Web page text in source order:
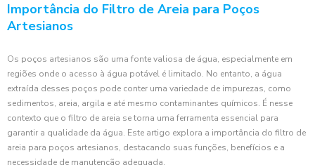
Importância do Filtro de Areia para Poços
Artesianos
Os poços artesianos são uma fonte valiosa de água, especialmente em
regiões onde o acesso à água potável é limitado. No entanto, a água
extraída desses poços pode conter uma variedade de impurezas, como
sedimentos, areia, argila e até mesmo contaminantes químicos. É nesse
contexto que o filtro de areia se torna uma ferramenta essencial para
garantir a qualidade da água. Este artigo explora a importância do filtro de
areia para poços artesianos, destacando suas funções, benefícios e a
necessidade de manutenção adequada.